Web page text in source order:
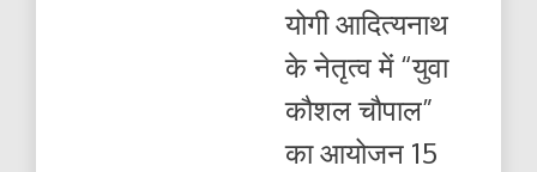
योगी आदित्यनाथ
के नेतृत्व में “युवा
कौशल चौपाल”
का आयोजन 15